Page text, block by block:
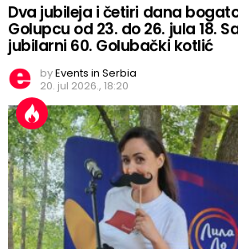
Dva jubileja i četiri dana
Golupcu od 23. do 26. jula 18.
jubilarni 60. Golubački kotlić
byEvents in Serbia
20. jul 2026., 18:20